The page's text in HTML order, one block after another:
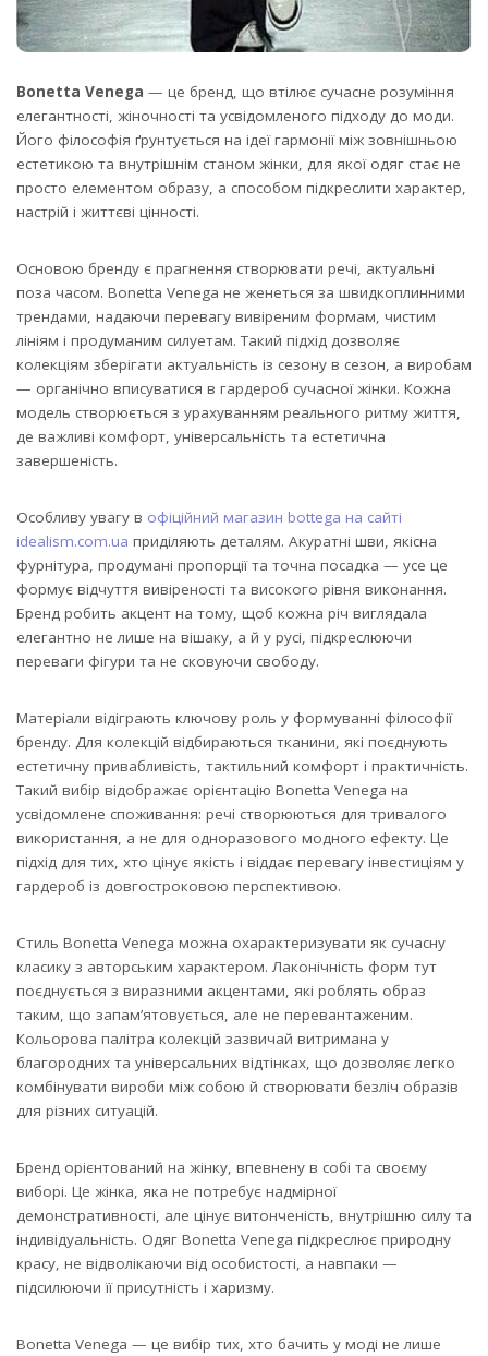
Bonetta Venega — це бренд, що втілює сучасне розуміння
елегантності, жіночності та усвідомленого підходу до моди.
Його філософія ґрунтується на ідеї гармонії між зовнішньою
естетикою та внутрішнім станом жінки, для якої одяг стає не
просто елементом образу, а способом підкреслити характер,
настрій і життєві цінності.
Основою бренду є прагнення створювати речі, актуальні
поза часом. Bonetta Venega не женеться за швидкоплинними
трендами, надаючи перевагу вивіреним формам, чистим
лініям і продуманим силуетам. Такий підхід дозволяє
колекціям зберігати актуальність із сезону в сезон, а виробам
— органічно вписуватися в гардероб сучасної жінки. Кожна
модель створюється з урахуванням реального ритму життя,
де важливі комфорт, універсальність та естетична
завершеність.
Особливу увагу в офіційний магазин bottega на сайті
idealism.com.ua приділяють деталям. Акуратні шви, якісна
фурнітура, продумані пропорції та точна посадка — усе це
формує відчуття вивіреності та високого рівня виконання.
Бренд робить акцент на тому, щоб кожна річ виглядала
елегантно не лише на вішаку, а й у русі, підкреслюючи
переваги фігури та не сковуючи свободу.
Матеріали відіграють ключову роль у формуванні філософії
бренду. Для колекцій відбираються тканини, які поєднують
естетичну привабливість, тактильний комфорт і практичність.
Такий вибір відображає орієнтацію Bonetta Venega на
усвідомлене споживання: речі створюються для тривалого
використання, а не для одноразового модного ефекту. Це
підхід для тих, хто цінує якість і віддає перевагу інвестиціям у
гардероб із довгостроковою перспективою.
Стиль Bonetta Venega можна охарактеризувати як сучасну
класику з авторським характером. Лаконічність форм тут
поєднується з виразними акцентами, які роблять образ
таким, що запам’ятовується, але не перевантаженим.
Кольорова палітра колекцій зазвичай витримана у
благородних та універсальних відтінках, що дозволяє легко
комбінувати вироби між собою й створювати безліч образів
для різних ситуацій.
Бренд орієнтований на жінку, впевнену в собі та своєму
виборі. Це жінка, яка не потребує надмірної
демонстративності, але цінує витонченість, внутрішню силу та
індивідуальність. Одяг Bonetta Venega підкреслює природну
красу, не відволікаючи від особистості, а навпаки —
підсилюючи її присутність і харизму.
Bonetta Venega — це вибір тих, хто бачить у моді не лише